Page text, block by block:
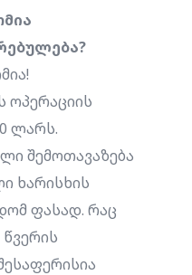
ოპერაციის
ლარს.
შემოთავაზება
ხარისხის
ფასად. რაც